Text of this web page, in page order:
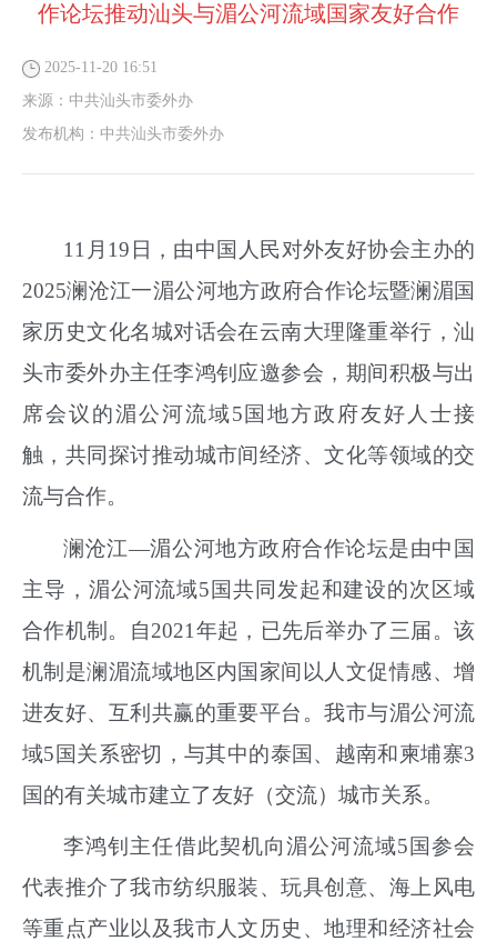
作论坛推动汕头与湄公河流域国家友好合作
2025-11-20 16:51
来源： 中共汕头市委外办
发布机构： 中共汕头市委外办
11月19日，由中国人民对外友好协会主办的
2025澜沧江一湄公河地方政府合作论坛暨澜湄国
家历史文化名城对话会在云南大理隆重举行，汕
头市委外办主任李鸿钊应邀参会，期间积极与出
席会议的湄公河流域5国地方政府友好人士接
触，共同探讨推动城市间经济、文化等领域的交
流与合作。
澜沧江—湄公河地方政府合作论坛是由中国
主导，湄公河流域5国共同发起和建设的次区域
合作机制。自2021年起，已先后举办了三届。该
机制是澜湄流域地区内国家间以人文促情感、增
进友好、互利共赢的重要平台。我市与湄公河流
域5国关系密切，与其中的泰国、越南和柬埔寨3
国的有关城市建立了友好（交流）城市关系。
李鸿钊主任借此契机向湄公河流域5国参会
代表推介了我市纺织服装、玩具创意、海上风电
等重点产业以及我市人文历史、地理和经济社会